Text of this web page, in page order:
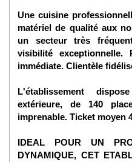
Une cuisine
matériel de qualité aux
un secteur très
visibilité
immédiate. Clientèle
L'établissement
extérieure, de 140
imprenable. Ticket moyen
IDEAL POUR UN
DYNAMIQUE, CET